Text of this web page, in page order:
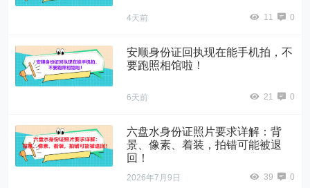
4天前 11 0
安顺身份证回执现在能手机拍，不
要跑照相馆啦！
6天前 21 0
六盘水身份证照片要求详解：背
景、像素、着装，拍错可能被退
回！
2026年7月9日 39 0